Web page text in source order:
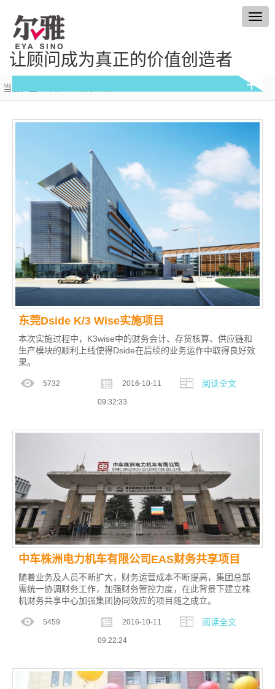
让顾问成为真正的价值创造者
当前位置：
东莞Dside K/3 Wise实施项目
本次实施过程中，K3wise中的财务会计、存货核算、供应链和
生产模块的顺利上线使得Dside在后续的业务运作中取得良好效
果。
5732 2016-10-11
09:32:33
阅读全文
中车株洲电力机车有限公司EAS财务共享项目
随着业务及人员不断扩大，财务运营成本不断提高，集团总部
需统一协调财务工作，加强财务管控力度，在此背景下建立株
机财务共享中心加强集团协同效应的项目随之成立。
5459 2016-10-11
09:22:24
阅读全文